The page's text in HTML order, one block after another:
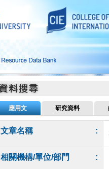
應用文 研究資料
文章名稱 :
相關機構/單位/部門 :